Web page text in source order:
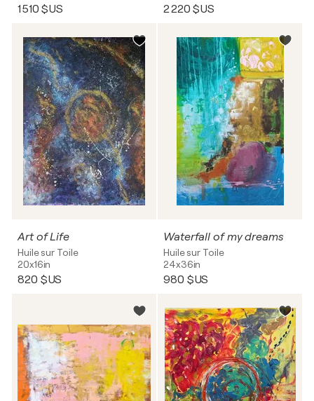
1 510 $US 2 220 $US
Art of Life
Huile sur Toile
20x16in
820 $US
Waterfall of my dreams
Huile sur Toile
24x36in
980 $US